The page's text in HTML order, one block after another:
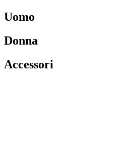
Uomo
Donna
Accessori